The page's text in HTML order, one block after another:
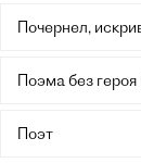
Почернел,
Поэма без героя
Поэт